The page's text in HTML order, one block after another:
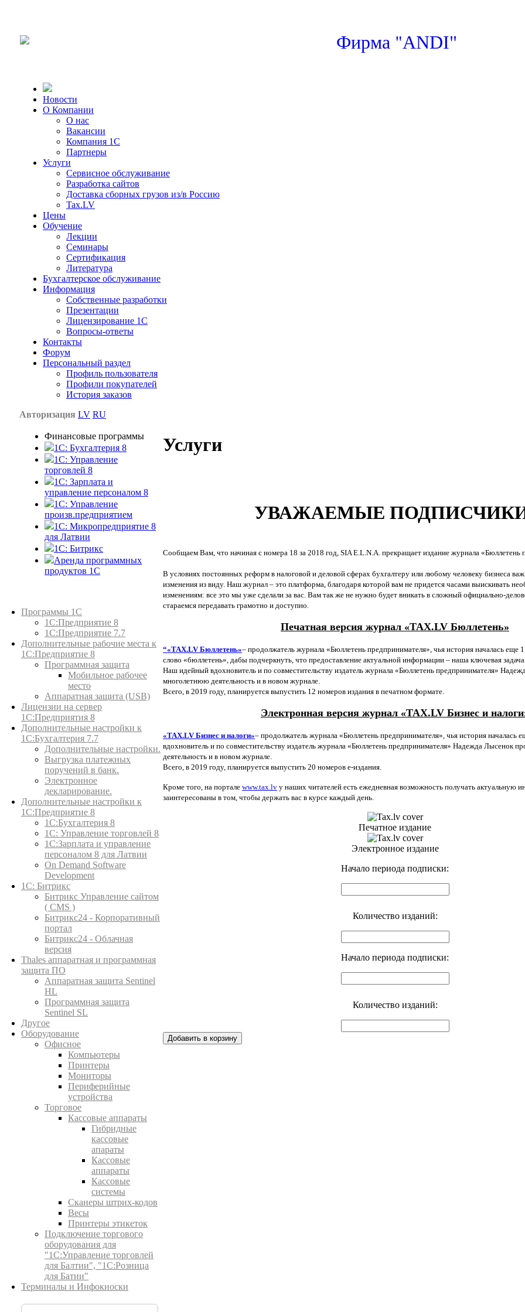
Фирма "ANDI"
Новости
О Компании
О нас
Вакансии
Компания 1С
Партнеры
Услуги
Сервисное обслуживание
Разработка сайтов
Доставка сборных грузов из/в Россию
Tax.LV
Цены
Обучение
Лекции
Семинары
Сертификация
Литература
Бухгалтерское обслуживание
Информация
Собственные разработки
Презентации
Лицензирование 1С
Вопросы-ответы
Контакты
Форум
Персональный раздел
Профиль пользователя
Профили покупателей
История заказов
Авторизация LV RU
Финансовые программы
1С: Бухгалтерия 8
1C: Управление
торговлей 8
1C: Зарплата и
управление персоналом 8
1C: Управление
произв.предприятием
1С: Микропредприятие 8
для Латвии
1C: Битрикс
Аренда программных
продуктов 1С
Программы 1С
1С:Предприятие 8
1С:Предприятие 7.7
Дополнительные рабочие места к
1С:Предприятие 8
Программная защита
Мобильное рабочее
место
Аппаратная защита (USB)
Лицензии на сервер
1С:Предприятия 8
Дополнительные настройки к
1С:Бухгалтерия 7.7
Дополнительные настройки.
Выгрузка платежных
поручений в банк.
Электронное
декларирование.
Дополнительные настройки к
1С:Предприятие 8
1С:Бухгалтерия 8
1C: Управление торговлей 8
1С:Зарплата и управление
персоналом 8 для Латвии
On Demand Software
Development
1С: Битрикс
Битрикс Управление сайтом
( CMS )
Битрикс24 - Корпоративный
портал
Битрикс24 - Облачная
версия
Thales аппаратная и программная
защита ПО
Аппаратная защита Sentinel
HL
Программная защита
Sentinel SL
Другое
Оборудование
Офисное
Компьютеры
Принтеры
Мониторы
Периферийные
устройства
Торговое
Кассовые аппараты
Гибридные
кассовые
апараты
Кассовые
аппараты
Кассовые
системы
Сканеры штрих-кодов
Весы
Принтеры этикеток
Подключение торгового
оборудования для
"1С:Управление торговлей
для Балтии", "1С:Розница
для Батии"
Терминалы и Инфокиоски
Услуги
УВАЖАЕМЫЕ
Сообщаем Вам, что начиная с номера 18 за 2018 год, SIA E.L.N.A. прекращает издание журнала «Бюллетень
В условиях постоянных реформ в налоговой и деловой сферах бухгалтеру или любому человеку бизнеса
изменения из виду. Наш журнал – это платформа, благодаря которой вам не придется часами выискивать
изменениям: все это мы уже сделали за вас. Вам так же не нужно будет вникать в сложный официально-
стараемся передавать грамотно и доступно.
Печатная версия журнал «TAX.LV Бюллетень»
“«TAX.LV Бюллетень»– продолжатель журнала «Бюллетень предпринимателя», чья история началась еще
слово «бюллетень», дабы подчеркнуть, что предоставление актуальной информации – наша ключевая
Наш идейный вдохновитель и по совместительству издатель журнала «Бюллетень предпринимателя»
многолетнюю деятельность и в новом журнале.
Всего, в 2019 году, планируется выпустить 12 номеров издания в печатном формате.
Электронная версия журнал «TAX.LV Бизнес и
«TAX.LV Бизнес и налоги»– продолжатель журнала «Бюллетень предпринимателя», чья история началась
вдохновитель и по совместительству издатель журнала «Бюллетень предпринимателя» Надежда Лысенок
деятельность и в новом журнале.
Всего, в 2019 году, планируется выпустить 20 номеров е-издания.
Кроме того, на портале www.tax.lv у наших читателей есть ежедневная возможность получать
заинтересованы в том, чтобы держать вас в курсе каждый день.
Печатное издание
Электронное издание
Начало периода подписки:
Количество изданий:
Начало периода подписки:
Количество изданий:
Добавить в корзину